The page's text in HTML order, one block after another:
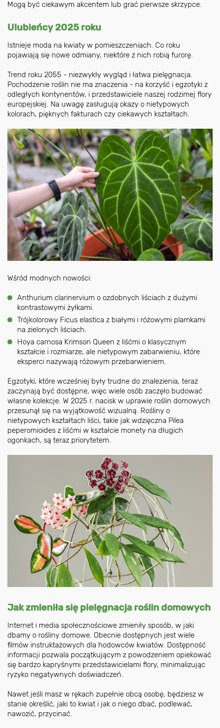
Mogą być ciekawym akcentem lub grać pierwsze skrzypce.
Ulubieńcy 2025 roku
Istnieje moda na kwiaty w pomieszczeniach. Co roku
pojawiają się nowe odmiany, niektóre z nich robią furorę.
Trend roku 2055 - niezwykły wygląd i łatwa pielęgnacja.
Pochodzenie roślin nie ma znaczenia - na korzyść i egzotyki z
odległych kontynentów, i przedstawiciele naszej rodzimej flory
europejskiej. Na uwagę zasługują okazy o nietypowych
kolorach, pięknych fakturach czy ciekawych kształtach.
Wśród modnych nowości:
Anthurium clarinervium o ozdobnych liściach z dużymi
kontrastowymi żyłkami.
Trójkolorowy Ficus elastica z białymi i różowymi plamkami
na zielonych liściach.
Hoya carnosa Krimson Queen z liśćmi o klasycznym
kształcie i rozmiarze, ale nietypowym zabarwieniu, które
eksperci nazywają różowym przebarwieniem.
Egzotyki, które wcześniej były trudne do znalezienia, teraz
zaczynają być dostępne, więc wiele osób zaczęło budować
własne kolekcje. W 2025 r. nacisk w uprawie roślin domowych
przesunął się na wyjątkowość wizualną. Rośliny o
nietypowych kształtach liści, takie jak wdzięczna Pilea
peperomioides z liśćmi w kształcie monety na długich
ogonkach, są teraz priorytetem.
Jak zmieniła się pielęgnacja roślin domowych
Internet i media społecznościowe zmieniły sposób, w jaki
dbamy o rośliny domowe. Obecnie dostępnych jest wiele
filmów instruktażowych dla hodowców kwiatów. Dostępność
informacji pozwala początkującym z powodzeniem opiekować
się bardzo kapryśnymi przedstawicielami flory, minimalizując
ryzyko negatywnych doświadczeń.
Nawet jeśli masz w rękach zupełnie obcą osobę, będziesz w
stanie określić, jaki to kwiat i jak o niego dbać, podlewać,
nawozić, przycinać.